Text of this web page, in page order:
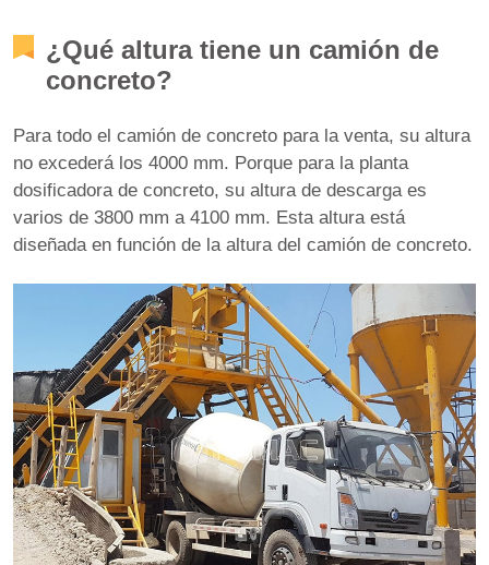
¿Qué altura tiene un camión de
concreto?
Para todo el camión de concreto para la venta, su altura
no excederá los 4000 mm. Porque para la planta
dosificadora de concreto, su altura de descarga es
varios de 3800 mm a 4100 mm. Esta altura está
diseñada en función de la altura del camión de concreto.